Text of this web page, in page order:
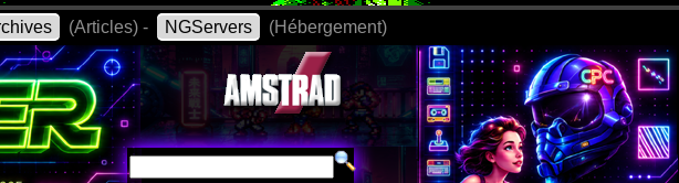
(Articles) - NGServers (Hébergement)